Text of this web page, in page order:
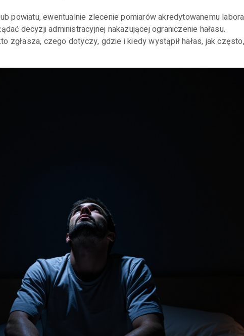
powiatu, ewentualnie zlecenie pomiarów akredytowanemu
decyzji administracyjnej nakazującej ograniczenie hałasu.
zgłasza, czego dotyczy, gdzie i kiedy wystąpił hałas, jak